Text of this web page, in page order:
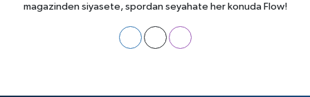
magazinden siyasete, spordan seyahate her konuda Flow!